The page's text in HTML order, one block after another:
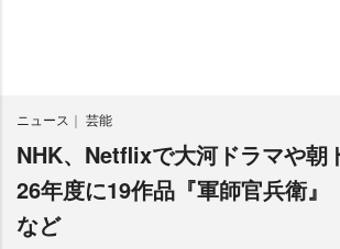
ニュース 芸能
NHK、Netflixで大河ドラマや朝
26年度に19作品『軍師官兵衛』
など